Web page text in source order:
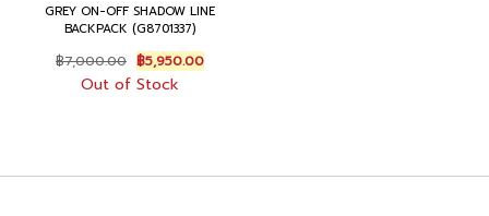
GREY ON-OFF SHADOW LINE
BACKPACK (G8701337)
฿7,000.00 Original
price
was:
฿5,950.00Current
price
Out of Stock